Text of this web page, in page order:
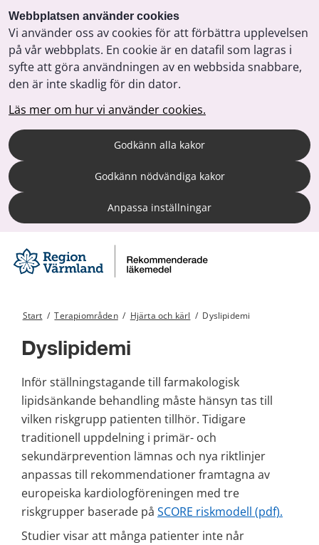
Webbplatsen använder cookies
Vi använder oss av cookies för att förbättra upplevelsen
på vår webbplats. En cookie är en datafil som lagras i
syfte att göra användningen av en webbsida snabbare,
den är inte skadlig för din dator.
Läs mer om hur vi använder cookies.
Godkänn alla kakor
Godkänn nödvändiga kakor
Anpassa inställningar
Start / Terapiområden / Hjärta och kärl / Dyslipidemi
Dyslipidemi
Inför ställningstagande till farmakologisk
lipidsänkande behandling måste hänsyn tas till
vilken riskgrupp patienten tillhör. Tidigare
traditionell uppdelning i primär- och
sekundärprevention lämnas och nya riktlinjer
anpassas till rekommendationer framtagna av
europeiska kardiologföreningen med tre
riskgrupper baserade på SCORE riskmodell (pdf).
Studier visar att många patienter inte når